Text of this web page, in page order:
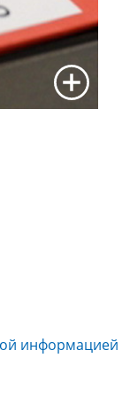
информацией